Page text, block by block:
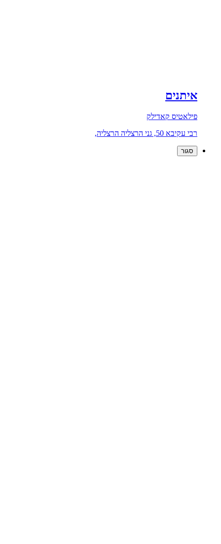
איתנים
פילאטיס קאדילק
רבי עקיבא 50, גני הרצליה הרצליה,
סגור